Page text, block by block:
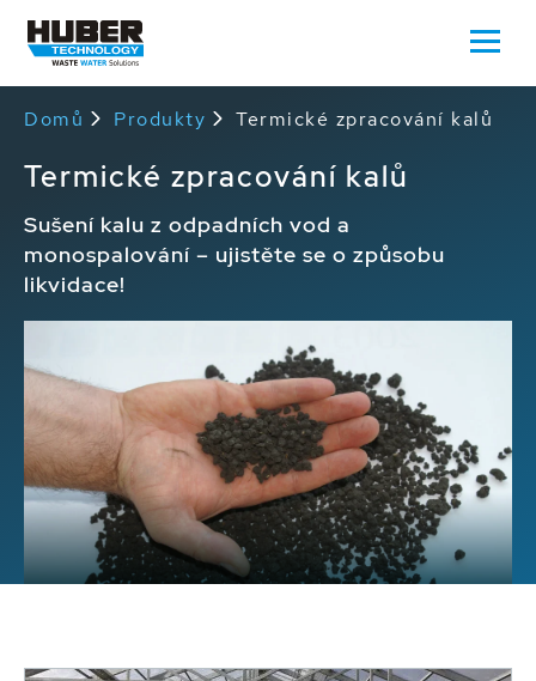
Domů Produkty Termické zpracování kalů
Termické zpracování kalů
Sušení kalu z odpadních vod a
monospalování – ujistěte se o způsobu
likvidace!